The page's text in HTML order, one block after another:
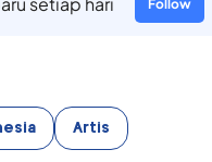
Follow
Artis